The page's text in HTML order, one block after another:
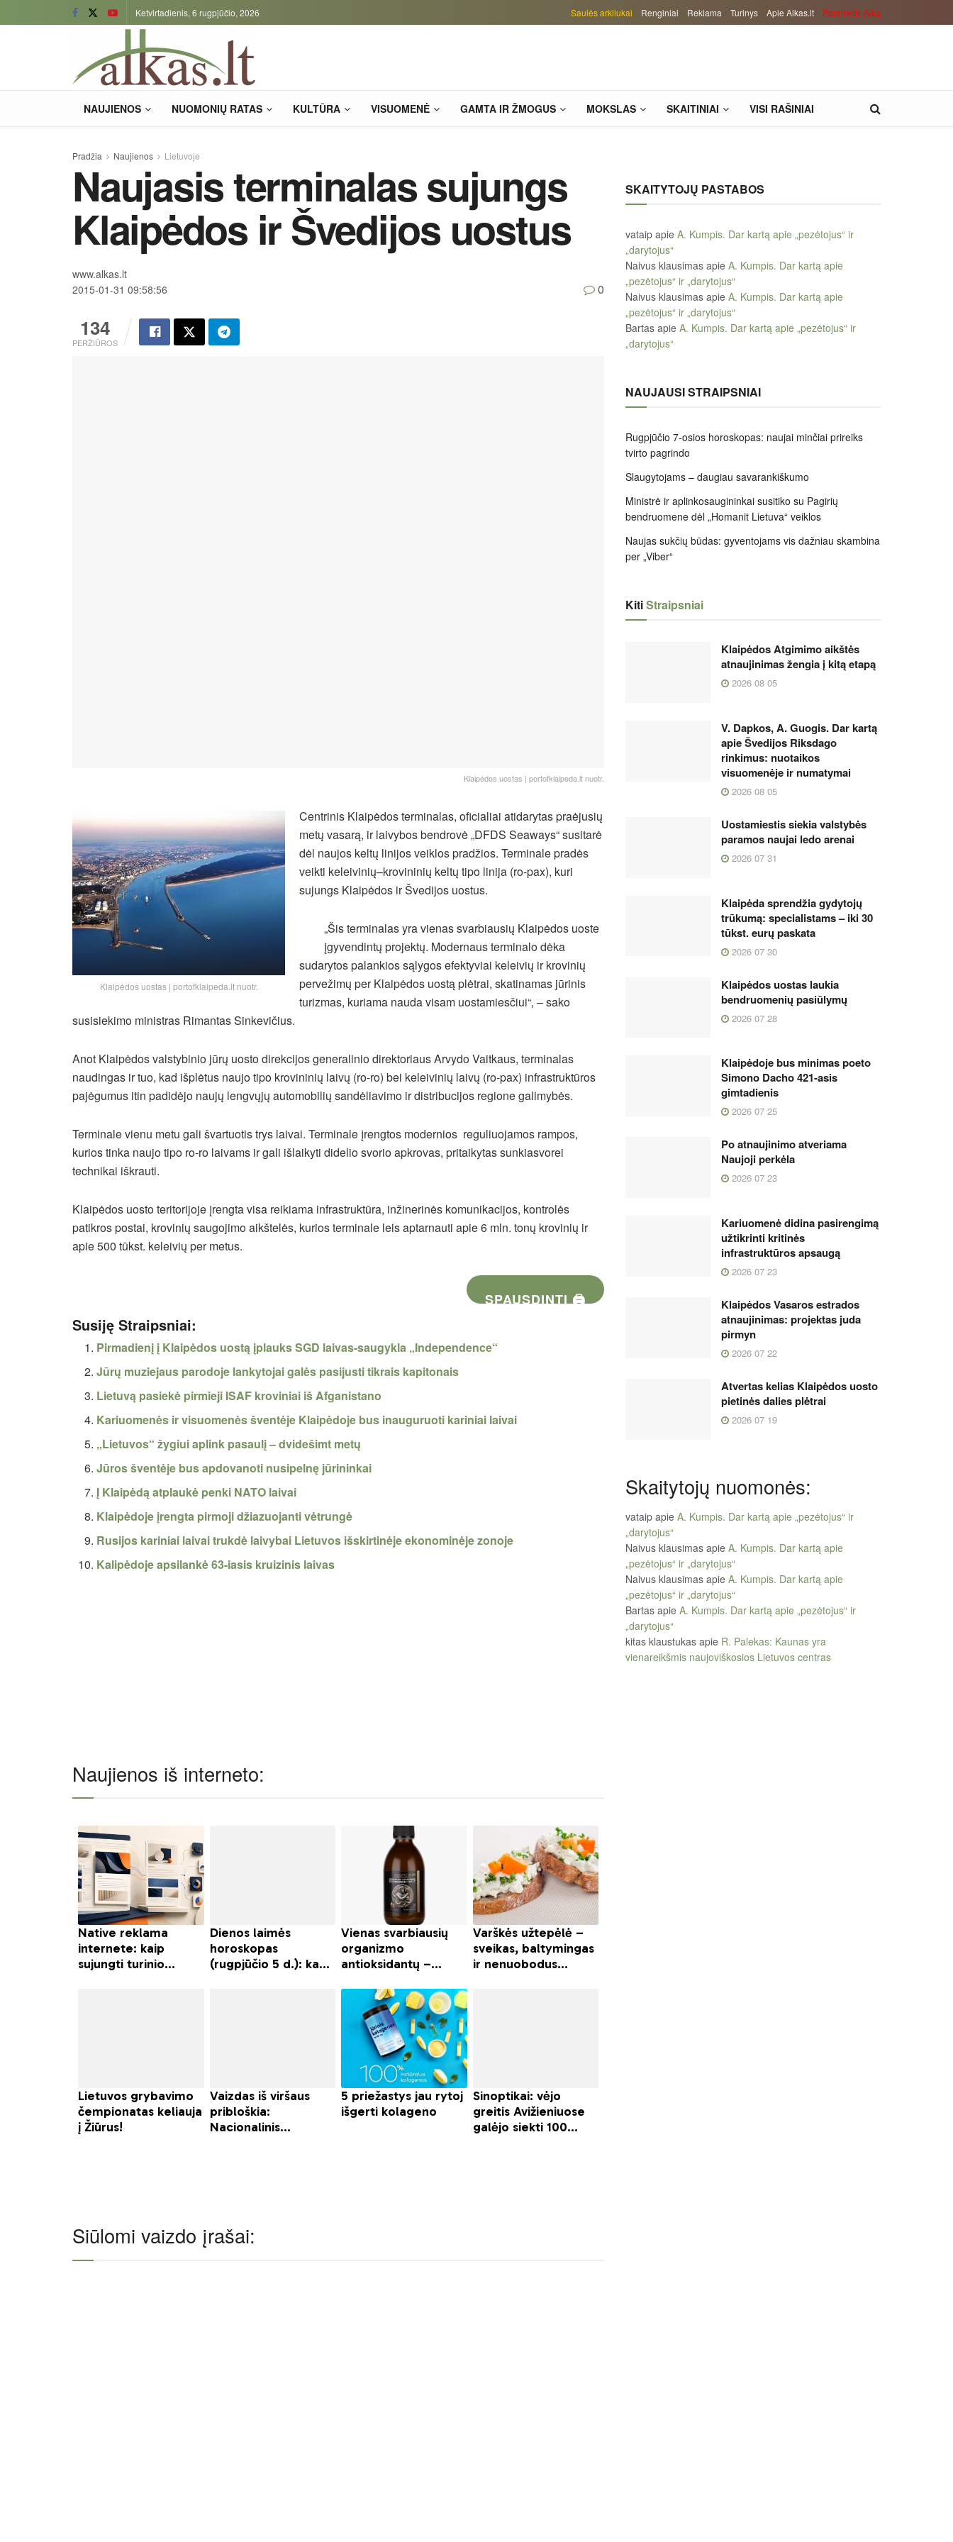
Ketvirtadienis, 6 rugpjūčio, 2026 Saulės arkliukai Renginiai Reklama Turinys Apie Alkas.lt Paremkite Alką
NAUJIENOS NUOMONIŲ RATAS KULTŪRA VISUOMENĖ GAMTA IR ŽMOGUS MOKSLAS SKAITINIAI VISI RAŠINIAI
Pradžia Naujienos Lietuvoje
Naujasis terminalas sujungs
Klaipėdos ir Švedijos uostus
www.alkas.lt
2015-01-31 09:58:56
134
PERŽIŪROS
0
Klaipėdos uostas | portofklaipeda.lt nuotr.
Klaipėdos uostas | portofklaipeda.lt nuotr.
Centrinis Klaipėdos terminalas, oficialiai atidarytas praėjusių
metų vasarą, ir laivybos bendrovė „DFDS Seaways“ susitarė
dėl naujos keltų linijos veiklos pradžios. Terminale pradės
veikti keleivinių–krovininių keltų tipo linija (ro-pax), kuri
sujungs Klaipėdos ir Švedijos uostus.
„Šis terminalas yra vienas svarbiausių Klaipėdos uoste
įgyvendintų projektų. Modernaus terminalo dėka
sudarytos palankios sąlygos efektyviai keleivių ir krovinių
pervežimų per Klaipėdos uostą plėtrai, skatinamas jūrinis
turizmas, kuriama nauda visam uostamiesčiui“, – sako
susisiekimo ministras Rimantas Sinkevičius.
Anot Klaipėdos valstybinio jūrų uosto direkcijos generalinio direktoriaus Arvydo Vaitkaus, terminalas
naudingas ir tuo, kad išplėtus naujo tipo krovininių laivų (ro-ro) bei keleivinių laivų (ro-pax) infrastruktūros
pajėgumus itin padidėjo naujų lengvųjų automobilių sandėliavimo ir distribucijos regione galimybės.
Terminale vienu metu gali švartuotis trys laivai. Terminale įrengtos modernios reguliuojamos rampos,
kurios tinka naujo tipo ro-ro laivams ir gali išlaikyti didelio svorio apkrovas, pritaikytas sunkiasvorei
technikai iškrauti.
Klaipėdos uosto teritorijoje įrengta visa reikiama infrastruktūra, inžinerinės komunikacijos, kontrolės
patikros postai, krovinių saugojimo aikštelės, kurios terminale leis aptarnauti apie 6 mln. tonų krovinių ir
apie 500 tūkst. keleivių per metus.
SPAUSDINTI 🖨
Susiję Straipsniai:
Pirmadienį į Klaipėdos uostą įplauks SGD laivas-saugykla „Independence“
Jūrų muziejaus parodoje lankytojai galės pasijusti tikrais kapitonais
Lietuvą pasiekė pirmieji ISAF kroviniai iš Afganistano
Kariuomenės ir visuomenės šventėje Klaipėdoje bus inauguruoti kariniai laivai
„Lietuvos“ žygiui aplink pasaulį – dvidešimt metų
Jūros šventėje bus apdovanoti nusipelnę jūrininkai
Į Klaipėdą atplaukė penki NATO laivai
Klaipėdoje įrengta pirmoji džiazuojanti vėtrungė
Rusijos kariniai laivai trukdė laivybai Lietuvos išskirtinėje ekonominėje zonoje
Kalipėdoje apsilankė 63-iasis kruizinis laivas
Naujienos iš interneto:
Siūlomi vaizdo įrašai:
SKAITYTOJŲ PASTABOS
vataip apie A. Kumpis. Dar kartą apie „pezėtojus“ ir
„darytojus“
Naivus klausimas apie A. Kumpis. Dar kartą apie
„pezėtojus“ ir „darytojus“
Naivus klausimas apie A. Kumpis. Dar kartą apie
„pezėtojus“ ir „darytojus“
Bartas apie A. Kumpis. Dar kartą apie „pezėtojus“ ir
„darytojus“
NAUJAUSI STRAIPSNIAI
Rugpjūčio 7-osios horoskopas: naujai minčiai prireiks
tvirto pagrindo
Slaugytojams – daugiau savarankiškumo
Ministrė ir aplinkosaugininkai susitiko su Pagirių
bendruomene dėl „Homanit Lietuva“ veiklos
Naujas sukčių būdas: gyventojams vis dažniau skambina
per „Viber“
KitiStraipsniai
Klaipėdos Atgimimo aikštės
atnaujinimas žengia į kitą etapą
2026 08 05
V. Dapkos, A. Guogis. Dar kartą
apie Švedijos Riksdago
rinkimus: nuotaikos
visuomenėje ir numatymai
2026 08 05
Uostamiestis siekia valstybės
paramos naujai ledo arenai
2026 07 31
Klaipėda sprendžia gydytojų
trūkumą: specialistams – iki 30
tūkst. eurų paskata
2026 07 30
Klaipėdos uostas laukia
bendruomenių pasiūlymų
2026 07 28
Klaipėdoje bus minimas poeto
Simono Dacho 421-asis
gimtadienis
2026 07 25
Po atnaujinimo atveriama
Naujoji perkėla
2026 07 23
Kariuomenė didina pasirengimą
užtikrinti kritinės
infrastruktūros apsaugą
2026 07 23
Klaipėdos Vasaros estrados
atnaujinimas: projektas juda
pirmyn
2026 07 22
Atvertas kelias Klaipėdos uosto
pietinės dalies plėtrai
2026 07 19
Skaitytojų nuomonės:
vataip apie A. Kumpis. Dar kartą apie „pezėtojus“ ir
„darytojus“
Naivus klausimas apie A. Kumpis. Dar kartą apie
„pezėtojus“ ir „darytojus“
Naivus klausimas apie A. Kumpis. Dar kartą apie
„pezėtojus“ ir „darytojus“
Bartas apie A. Kumpis. Dar kartą apie „pezėtojus“ ir
„darytojus“
kitas klaustukas apie R. Palekas: Kaunas yra
vienareikšmis naujoviškosios Lietuvos centras